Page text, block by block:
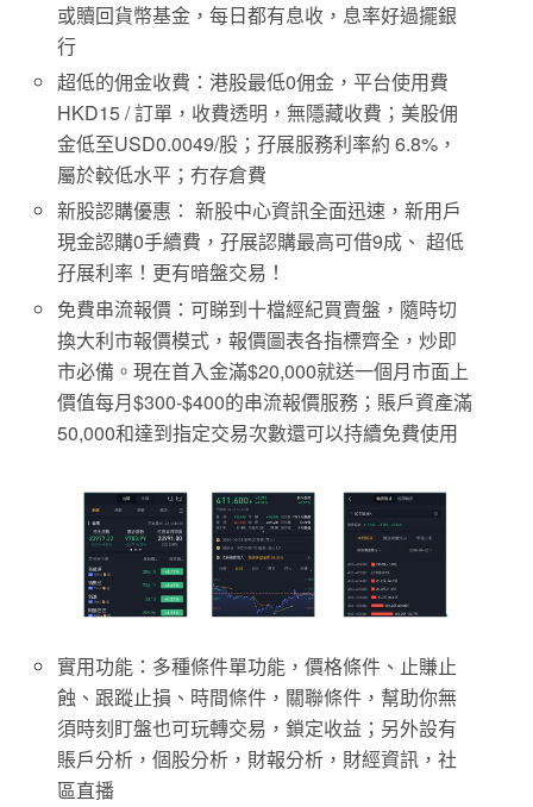
或贖回貨幣基金 ，每日都有息收，息率好過擺銀
行
超低的佣金收費：港股最低0佣金 ，平台使用費
HKD15 /訂單 ，收費透明，無隱藏收費 ；美股佣
金低至USD0.0049/股 ；孖展服務利率約 6.8%，
屬於較低水平；冇存倉費
新股認購優惠： 新股中心資訊全面迅速，新用戶
現金認購0手續費，孖展認購最高可借9成、 超低
孖展利率！更有暗盤交易！
免費串流報價：可睇到十檔經紀買賣盤，隨時切
換大利市報價模式，報價圖表各指標齊全，炒即
市必備。現在首入金滿$20,000就送一個月市面上
價值每月$300-$400的串流報價服務；賬戶資產滿
50,000和達到指定交易次數還可以持續免費使用
實用功能：多種條件單功能，價格條件、止賺止
蝕、跟蹤止損、時間條件，關聯條件，幫助你無
須時刻盯盤也可玩轉交易，鎖定收益；另外設有
賬戶分析，個股分析，財報分析，財經資訊，社
區直播